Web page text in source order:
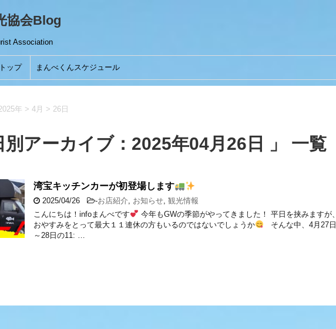
協会Blog
Association
ップ まんべくんスケジュール
年 > 4月 > 26日
別アーカイブ：2025年04月26日 」 一覧
湾宝キッチンカーが初登場します
2025/04/26 -お店紹介, お知らせ, 観光情報
こんにちは！infoまんべです
今年もGWの季節がやってきました！ 平日を挟みますが、
おやすみをとって最大１１連休の方もいるのではないでしょうか
そんな中、4月27日
～28日の11: …